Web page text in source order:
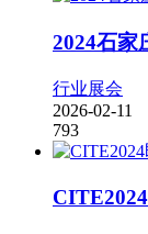
2024石家
行业展会
2026-02-11
793